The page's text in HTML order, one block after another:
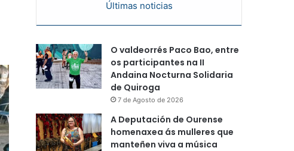
Últimas noticias
O valdeorrés Paco Bao, entre
os participantes na II
Andaina Nocturna Solidaria
de Quiroga
7 de Agosto de 2026
A Deputación de Ourense
homenaxea ás mulleres que
manteñen viva a música